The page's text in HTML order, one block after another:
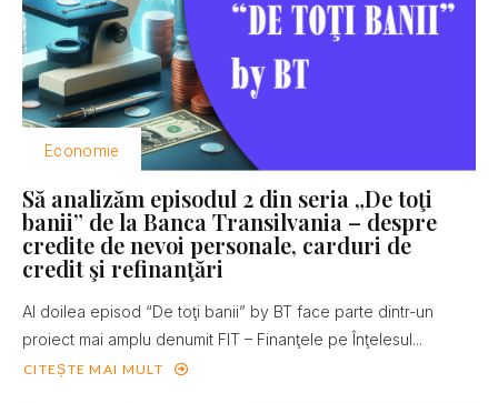
Economie
Să analizăm episodul 2 din seria „De toţi
banii” de la Banca Transilvania – despre
credite de nevoi personale, carduri de
credit şi refinanţări
Al doilea episod “De toţi banii” by BT face parte dintr-un
proiect mai amplu denumit FIT – Finanţele pe Înţelesul...
CITEȘTE MAI MULT